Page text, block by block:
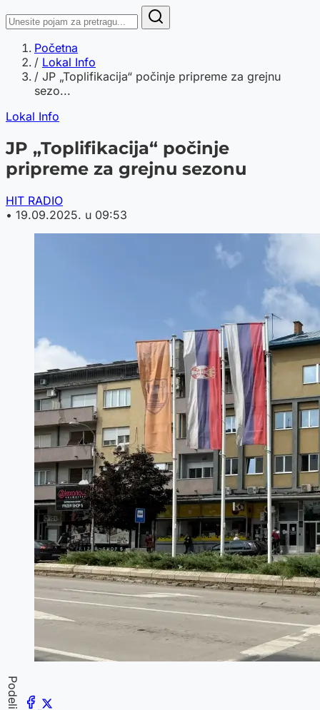
Početna
/ Lokal Info
/ JP „Toplifikacija“ počinje pripreme za grejnu
sezo...
Lokal Info
JP „Toplifikacija“ počinje
pripreme za grejnu sezonu
HIT RADIO
• 19.09.2025. u 09:53
Podeli